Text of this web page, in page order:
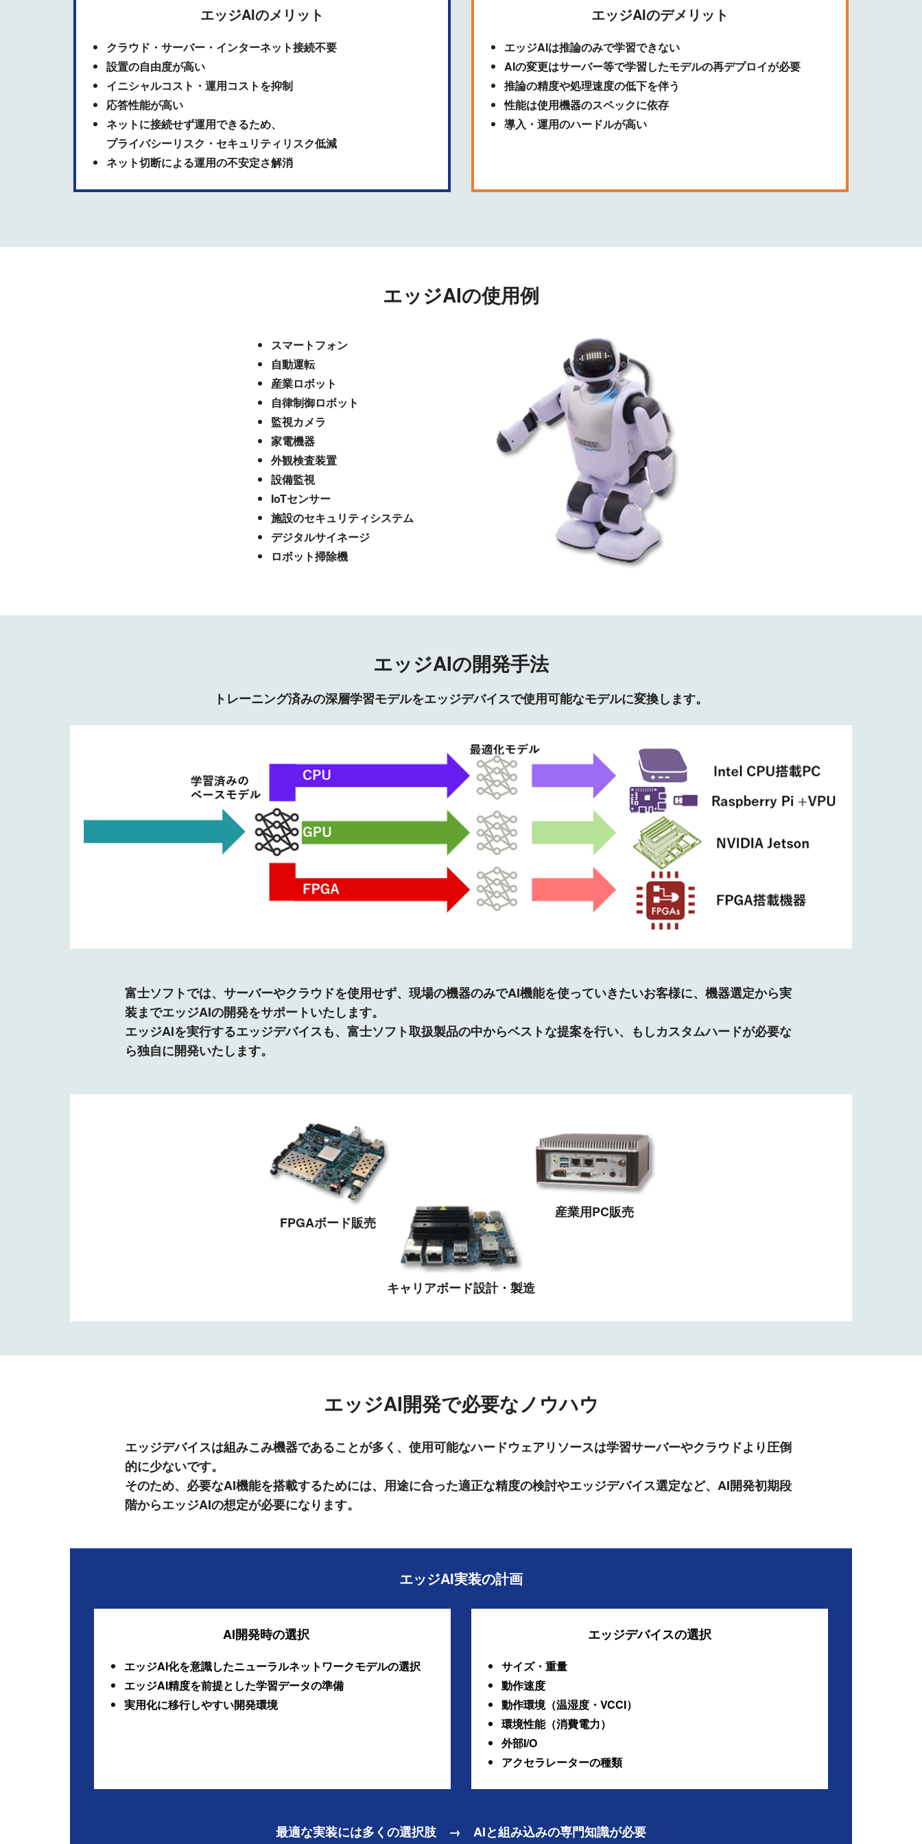
エッジAIのメリット​
クラウド・サーバー・インターネット接続不要
設置の自由度が高い
イニシャルコスト・運用コストを抑制
応答性能が高い
ネットに接続せず運用できるため、
プライバシーリスク・セキュリティリスク低減
ネット切断による運用の不安定さ解消
エッジAIのデメリット
エッジAIは推論のみで学習できない
AIの変更はサーバー等で学習したモデルの再デプロイが必要
推論の精度や処理速度の低下を伴う
性能は使用機器のスペックに依存
導入・運用のハードルが高い
エッジAIの使用例
スマートフォン
自動運転
産業ロボット
自律制御ロボット
監視カメラ
家電機器
外観検査装置
設備監視
IoTセンサー
施設のセキュリティシステム
デジタルサイネージ
ロボット掃除機
エッジAIの開発手法
トレーニング済みの深層学習モデルをエッジデバイスで使用可能なモデルに変換します。
富士ソフトでは、サーバーやクラウドを使用せず、現場の機器のみでAI機能を使っていきたいお客様に、機器選定から実
装までエッジAIの開発をサポートいたします。
エッジAIを実行するエッジデバイスも、富士ソフト取扱製品の中からベストな提案を行い、もしカスタムハードが必要な
ら独自に開発いたします。
FPGAボード販売
産業用PC販売
キャリアボード設計・製造
エッジAI開発で必要なノウハウ
エッジデバイスは組みこみ機器であることが多く、使用可能なハードウェアリソースは学習サーバーやクラウドより圧倒
的に少ないです。
そのため、必要なAI機能を搭載するためには、用途に合った適正な精度の検討やエッジデバイス選定など、AI開発初期段
階からエッジAIの想定が必要になります。
エッジAI実装の計画
AI開発時の選択
エッジAI化を意識したニューラルネットワークモデルの選択
エッジAI精度を前提とした学習データの準備
実用化に移行しやすい開発環境
エッジデバイスの選択
サイズ・重量
動作速度
動作環境（温湿度・VCCI）
環境性能（消費電力）
外部I/O
アクセラレーターの種類
最適な実装には多くの選択肢 → AIと組み込みの専門知識が必要